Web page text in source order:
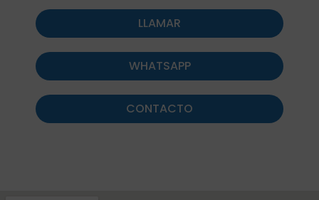
LLAMAR
WHATSAPP
CONTACTO